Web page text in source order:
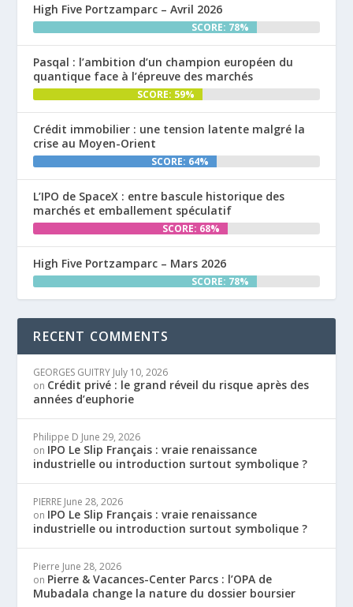
High Five Portzamparc – Avril 2026
SCORE: 78%
Pasqal : l’ambition d’un champion européen du
quantique face à l’épreuve des marchés
SCORE: 59%
Crédit immobilier : une tension latente malgré la
crise au Moyen-Orient
SCORE: 64%
L’IPO de SpaceX : entre bascule historique des
marchés et emballement spéculatif
SCORE: 68%
High Five Portzamparc – Mars 2026
SCORE: 78%
RECENT COMMENTS
GEORGES GUITRY July 10, 2026
on Crédit privé : le grand réveil du risque après des
années d’euphorie
Philippe D June 29, 2026
on IPO Le Slip Français : vraie renaissance
industrielle ou introduction surtout symbolique ?
PIERRE June 28, 2026
on IPO Le Slip Français : vraie renaissance
industrielle ou introduction surtout symbolique ?
Pierre June 28, 2026
on Pierre & Vacances-Center Parcs : l’OPA de
Mubadala change la nature du dossier boursier